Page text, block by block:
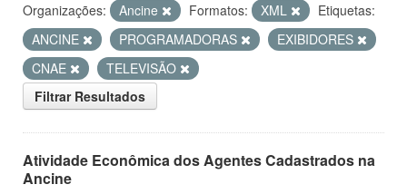
Organizações: Ancine Formatos: XML
Etiquetas:
ANCINE
PROGRAMADORAS
EXIBIDORES
CNAE
TELEVISÃO
Filtrar Resultados
Atividade Econômica dos Agentes Cadastrados na
Ancine